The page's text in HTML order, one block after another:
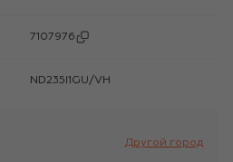
7107976
ND235I1GU/VH
Другой город